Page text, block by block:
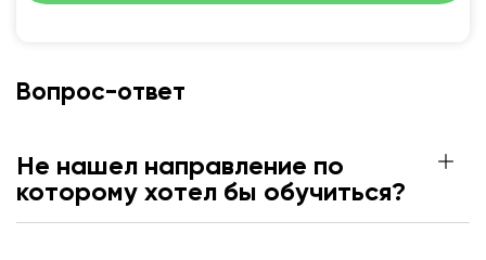
Вопрос-ответ
Не нашел направление по
которому хотел бы обучиться?